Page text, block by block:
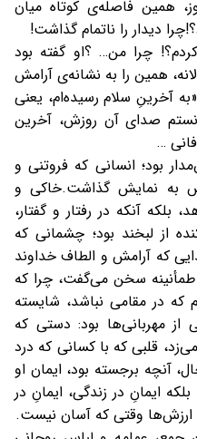
همین فاصله‌ی کوتاه میان
چرا دیدار را ناتمام گذاشت!
چرا من… ؟او گفته بود
همین را به نشانه‌ی آرامش
آخرینِ سلام رسیده‌ام، يعنى
صدای آن روزش، آخرین
…
بود؛ انسانی که فروتنی و
به نمایش گذاشت.خاکی و
بلکه آنکه در رفتار و گفتار،
از لبخند بود؛ چشمانی که
که آرامش و الطاف خداوند
طمأنینه سخن می‌گفت، چرا که
در مقامی نباشد، شایسته
از مهربانی‌ها بود: دستی که
قلبی که با کسانی که درد
آنچه برجسته بود، ایمان او
ایمانِ در زندگی، ایمانِ در
ارزش‌ها وقتی که آسان نیست.